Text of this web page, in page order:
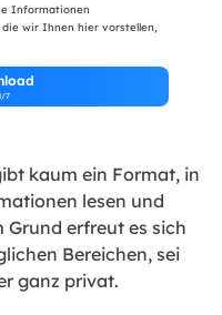
Informationen
wir Ihnen hier vorstellen,
7
kaum ein Format, in
lesen und
Grund erfreut es sich
Bereichen, sei
ganz privat.